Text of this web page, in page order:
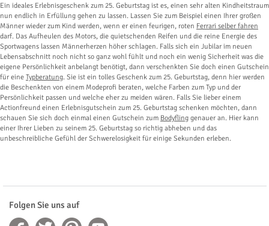
Ein ideales Erlebnisgeschenk zum 25. Geburtstag ist es, einen sehr alten Kindheitstraum
nun endlich in Erfüllung gehen zu lassen. Lassen Sie zum Beispiel einen Ihrer großen
Männer wieder zum Kind werden, wenn er einen feurigen, roten Ferrari selber fahren
darf. Das Aufheulen des Motors, die quietschenden Reifen und die reine Energie des
Sportwagens lassen Männerherzen höher schlagen. Falls sich ein Jubilar im neuen
Lebensabschnitt noch nicht so ganz wohl fühlt und noch ein wenig Sicherheit was die
eigene Persönlichkeit anbelangt benötigt, dann verschenkten Sie doch einen Gutschein
für eine Typberatung. Sie ist ein tolles Geschenk zum 25. Geburtstag, denn hier werden
die Beschenkten von einem Modeprofi beraten, welche Farben zum Typ und der
Persönlichkeit passen und welche eher zu meiden wären. Falls Sie lieber einem
Actionfreund einen Erlebnisgutschein zum 25. Geburtstag schenken möchten, dann
schauen Sie sich doch einmal einen Gutschein zum Bodyfling genauer an. Hier kann
einer Ihrer Lieben zu seinem 25. Geburtstag so richtig abheben und das
unbeschreibliche Gefühl der Schwerelosigkeit für einige Sekunden erleben.
Folgen Sie uns auf